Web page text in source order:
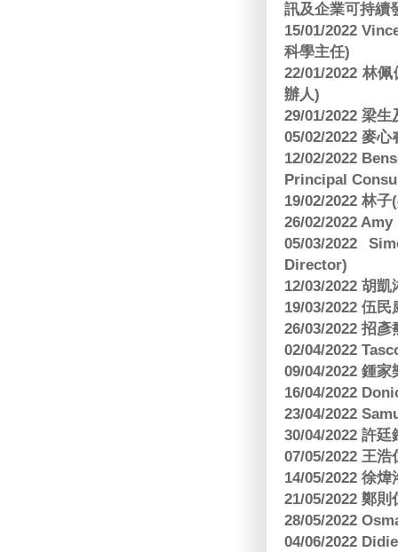
訊及企業可持續
15/01/2022
科學主任)
22/01/2022 林
辦人)
29/01/2022 梁
05/02/2022 麥
12/02/2022
Principal
19/02/2022 林
26/02/2022
05/03/2022
Director)
12/03/2022 胡
19/03/2022 伍
26/03/2022 招
02/04/2022
09/04/2022 鍾
16/04/2022
23/04/2022
30/04/2022 許
07/05/2022 王
14/05/2022 徐
21/05/2022 鄭
28/05/2022
04/06/2022